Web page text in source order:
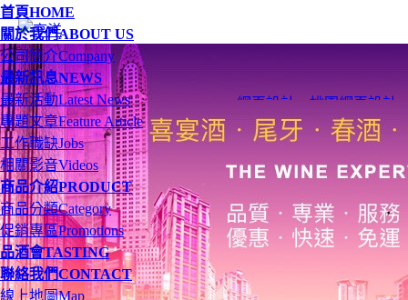
首頁HOME
關於我們ABOUT US
公司簡介Company
最新訊息NEWS
最新活動Latest News
專題文章Feature Article
工作職缺Jobs
相關影音Videos
商品介紹PRODUCT
商品分類Category
促銷專區Promotions
品酒會TASTING
聯絡我們CONTACT
線上地圖Map
網頁設計 桃園網頁設計